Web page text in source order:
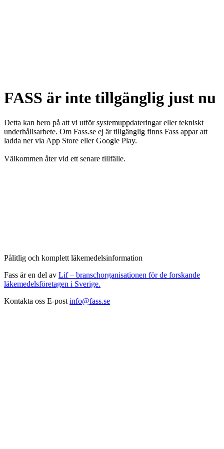
FASS är inte tillgänglig just nu
Detta kan bero på att vi utför systemuppdateringar eller tekniskt
underhållsarbete. Om Fass.se ej är tillgänglig finns Fass appar att
ladda ner via App Store eller Google Play.
Välkommen åter vid ett senare tillfälle.
Pålitlig och komplett läkemedelsinformation
Fass är en del av Lif – branschorganisationen för de forskande
läkemedelsföretagen i Sverige.
Kontakta oss E-post info@fass.se